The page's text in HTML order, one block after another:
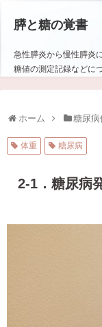
膵と糖の覚書
急性膵炎から慢性膵炎
糖値の測定記録などに
ホーム 糖尿
体重 糖尿病
2-1．糖尿病